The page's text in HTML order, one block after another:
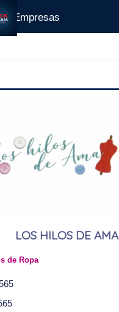
Empresas
LOS HILOS DE AMA
de Ropa